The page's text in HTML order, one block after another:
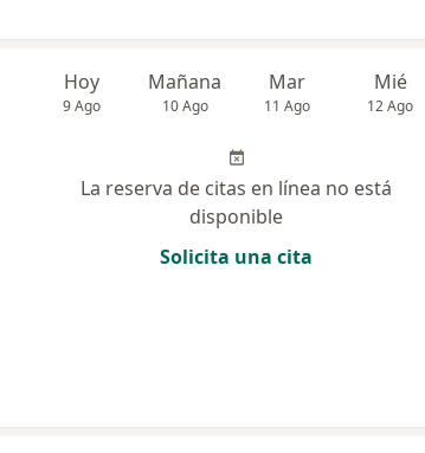
Hoy
9 Ago
Mañana
10 Ago
Mar
11 Ago
Mié
12 Ago
La reserva de citas en línea no está
disponible
Solicita una cita